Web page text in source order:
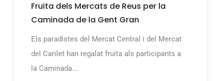
Fruita dels Mercats de Reus per la
Caminada de la Gent Gran
Els paradistes del Mercat Central i del Mercat
del Carilet han regalat fruita als participants a
la Caminada...